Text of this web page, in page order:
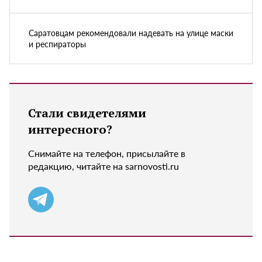
Саратовцам рекомендовали надевать на улице маски
и респираторы
Стали свидетелями
интересного?
Снимайте на телефон, присылайте в
редакцию, читайте на sarnovosti.ru